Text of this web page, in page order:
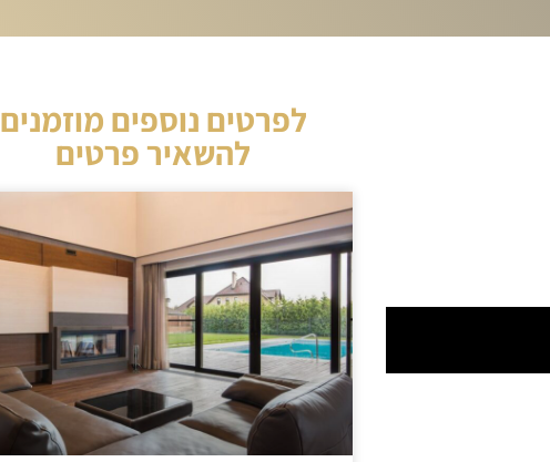
לפרטים נוספים מוזמנים
להשאיר פרטים